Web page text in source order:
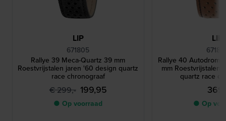
LIP
671805
Rallye 39 Meca-Quartz 39 mm
Roestvrijstalen jaren '60 design quartz
race chronograaf
€ 299,- 199,95
● Op voorraad
LIP
Rallye 40
mm Roestvrijstalen
quartz race
● Op